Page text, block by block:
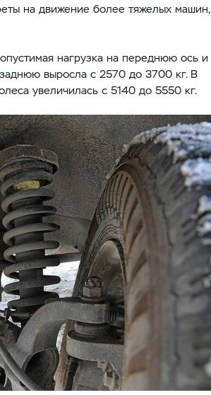
на движение более тяжелых машин,
нагрузка на переднюю ось и
выросла с 2570 до 3700 кг. В
увеличилась с 5140 до 5550 кг.